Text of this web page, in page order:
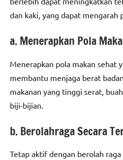
dan kaki, yang dapat mengarah
a. Menerapkan Pola
Menerapkan pola makan sehat
membantu menjaga berat
makanan yang tinggi serat,
biji-bijian.
b. Berolahraga Secara
Tetap aktif dengan berolah